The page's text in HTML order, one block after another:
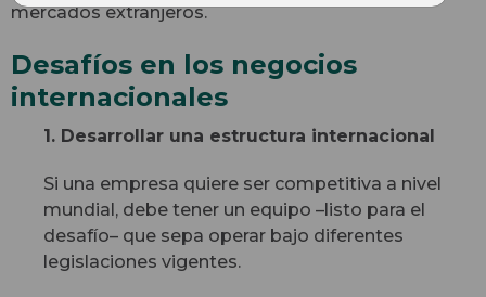
mercados extranjeros.
Desafíos en los negocios
internacionales
1. Desarrollar una estructura internacional
Si una empresa quiere ser competitiva a nivel
mundial, debe tener un equipo –listo para el
desafío– que sepa operar bajo diferentes
legislaciones vigentes.